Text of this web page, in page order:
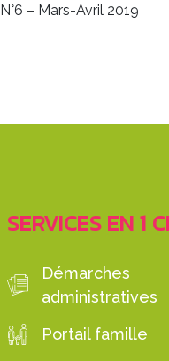
– Mars-Avril 2019
SERVICES EN 1
Démarches
administratives
Portail famille